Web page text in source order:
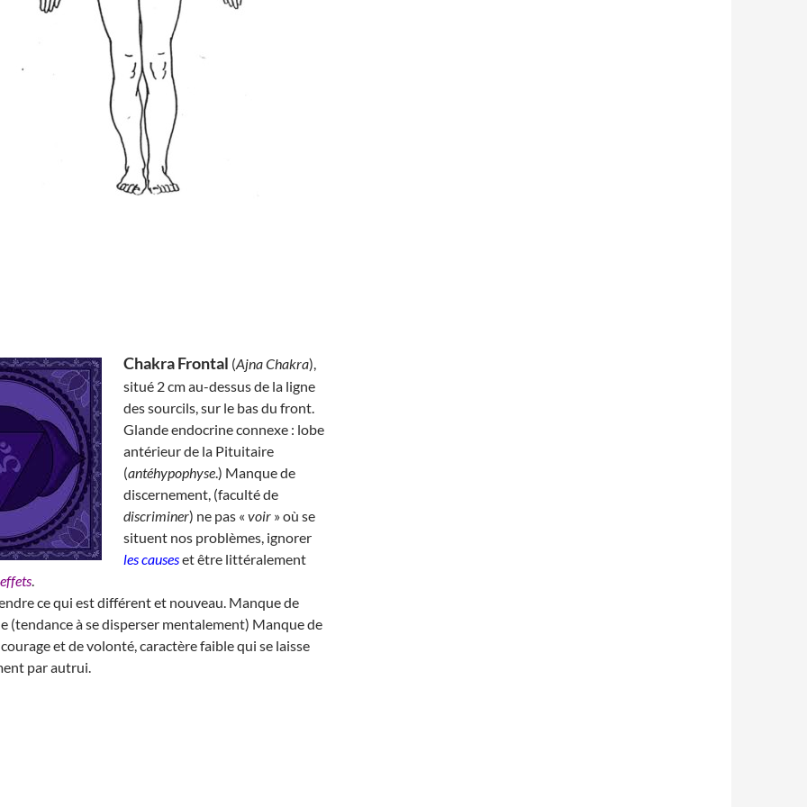
Chakra Frontal (Ajna Chakra),
situé 2 cm au-dessus de la ligne
des sourcils, sur le bas du front.
Glande endocrine connexe : lobe
antérieur de la Pituitaire
(antéhypophyse.) Manque de
discernement, (faculté de
discriminer) ne pas « voir » où se
situent nos problèmes, ignorer
les causeset être littéralement
.
ce qui est différent et nouveau. Manque de
(tendance à se disperser mentalement) Manque de
et de volonté, caractère faible qui se laisse
par autrui.